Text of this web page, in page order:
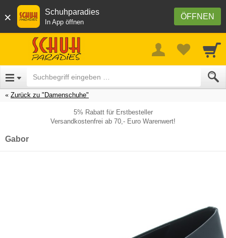
× ÖFFNEN
Schuhparadies
In App öffnen
Zurück zu "Damenschuhe"
5% Rabatt für Erstbesteller
Versandkostenfrei ab 70,- Euro Warenwert!
Gabor